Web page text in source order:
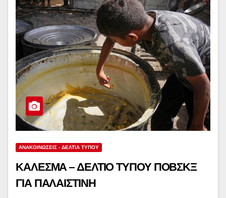
ΑΝΑΚΟΙΝΏΣΕΙΣ - ΔΕΛΤΊΑ ΤΎΠΟΥ
ΚΑΛΕΣΜΑ – ΔΕΛΤΙΟ ΤΥΠΟΥ ΠΟΒΣΚΞ
ΓΙΑ ΠΑΛΑΙΣΤΙΝΗ